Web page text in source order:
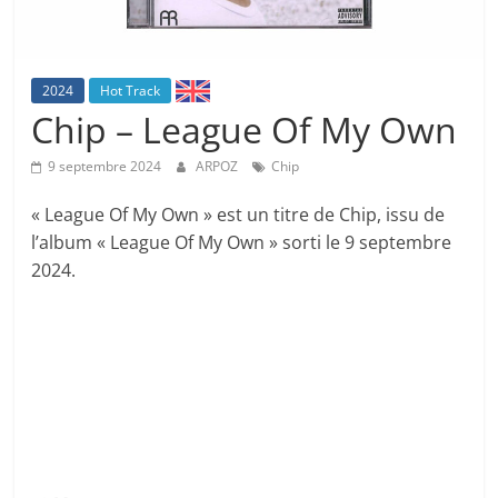
2024 Hot Track
Chip – League Of My Own
9 septembre 2024 ARPOZ Chip
« League Of My Own » est un titre de Chip, issu de
l’album « League Of My Own » sorti le 9 septembre
2024.